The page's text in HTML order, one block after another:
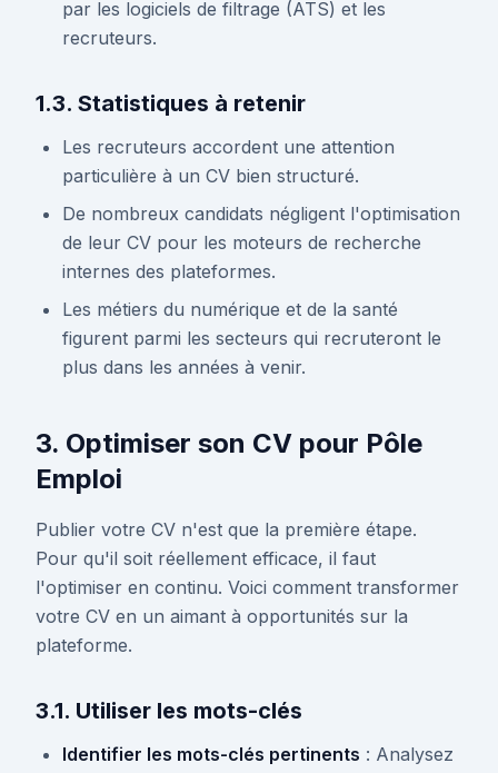
par les logiciels de filtrage (ATS) et les
recruteurs.
1.3. Statistiques à retenir
Les recruteurs accordent une attention
particulière à un CV bien structuré.
De nombreux candidats négligent l'optimisation
de leur CV pour les moteurs de recherche
internes des plateformes.
Les métiers du numérique et de la santé
figurent parmi les secteurs qui recruteront le
plus dans les années à venir.
3. Optimiser son CV pour Pôle
Emploi
Publier votre CV n'est que la première étape.
Pour qu'il soit réellement efficace, il faut
l'optimiser en continu. Voici comment transformer
votre CV en un aimant à opportunités sur la
plateforme.
3.1. Utiliser les mots-clés
Identifier les mots-clés pertinents : Analysez